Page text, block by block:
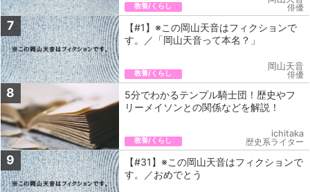
教養/くらし
俳優
7
【#1】※この岡山天音はフィクションで
す。／「岡山天音って本名？」
教養/くらし
岡山天音
俳優
8
5分でわかるテンプル騎士団！歴史やフ
リーメイソンとの関係などを解説！
教養/くらし
ichitaka
歴史系ライター
9
【#31】※この岡山天音はフィクションで
す。／おめでとう